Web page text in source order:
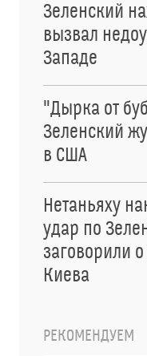
Зеленский
вызвал
Западе
"Дырка от
Зеленский
в США
Нетаньяху
удар по
заговорили
Киева
РЕКОМЕНДУЕМ